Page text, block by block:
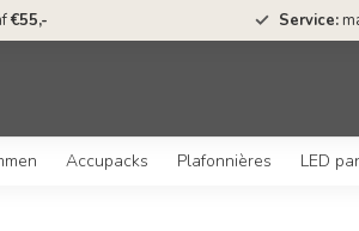
€55,- Service:
Accupacks Plafonnières LED